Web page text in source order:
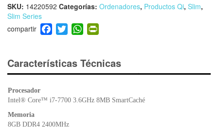
SKU: 14220592 Categorías: Ordenadores, Productos Qi, Slim,
Slim Series
F
a
e
b
o
T
wi
er
W
h
s
A
p
ri
e
dl
Características Técnicas
Procesador
Intel® Core™ i7-7700 3.6GHz 8MB SmartCaché
Memoria
8GB DDR4 2400MHz